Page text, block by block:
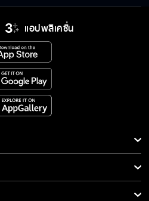
แอปพลิเคชั่น